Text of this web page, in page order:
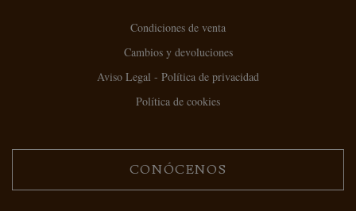
Condiciones de venta
Cambios y devoluciones
Aviso Legal - Política de privacidad
Política de cookies
CONÓCENOS